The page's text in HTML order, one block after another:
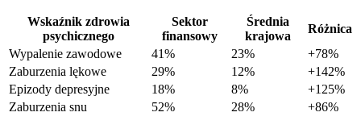
Wskaźnik zdrowia
psychicznego
Sektor
finansowy
Średnia
krajowa
Różnica
Wypalenie zawodowe
41% 23%
+78%
Zaburzenia lękowe
29% 12%
+142%
Epizody depresyjne
18% 8%
+125%
Zaburzenia snu
52% 28% +86%